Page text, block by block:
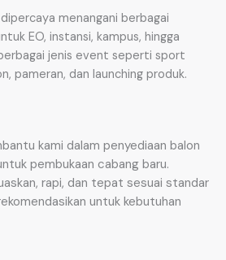
menangani berbagai
EO, instansi, kampus, hingga
jenis event seperti sport
pameran, dan launching produk.
kami dalam penyediaan balon
pembukaan cabang baru.
rapi, dan tepat sesuai standar
untuk kebutuhan